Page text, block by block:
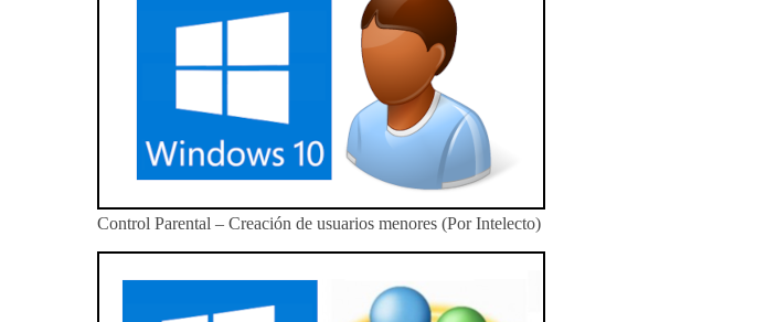
Control Parental – Creación de usuarios menores (Por Intelecto)